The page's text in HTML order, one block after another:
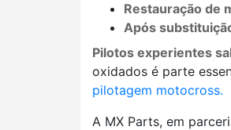
Restauração de
Após
Pilotos experientes
oxidados é parte
pilotagem motocross.
A MX Parts, em